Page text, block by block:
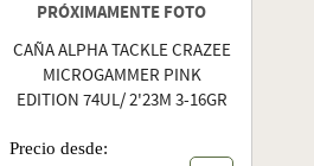
PRÓXIMAMENTE FOTO
CAÑA ALPHA TACKLE CRAZEE
MICROGAMMER PINK
EDITION 74UL/ 2'23M 3-16GR
Precio desde: